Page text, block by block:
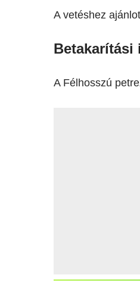
A vetéshez
Betakarítási
A Félhosszú